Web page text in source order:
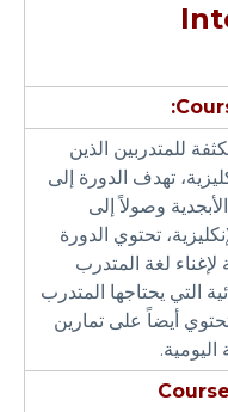
للمتدربين الذين
تهدف الدورة إلى
وصولاً إلى
تحتوي الدورة
لغة المتدرب
التي يحتاجها المتدرب
أيضاً على تمارين